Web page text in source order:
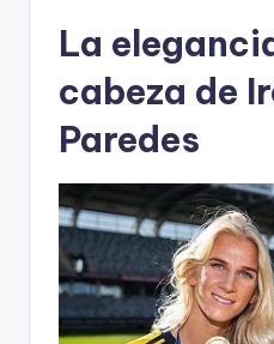
La
cabeza de
Paredes